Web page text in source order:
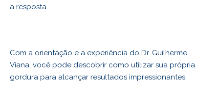
a resposta.
Com a orientação e a experiência do Dr. Guilherme
Viana, você pode descobrir como utilizar sua própria
gordura para alcançar resultados impressionantes.